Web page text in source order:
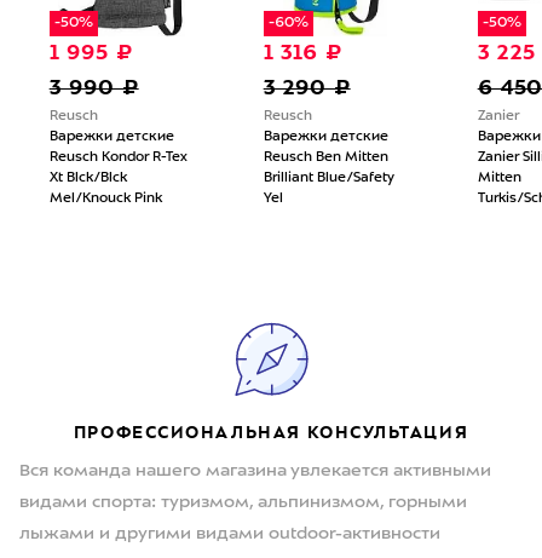
-50%
1 995 ₽
3 990 ₽
Reusch
Варежки детские
Reusch Kondor R-Tex
Xt Blck/Blck
Mel/Knouck Pink
-60%
1 316 ₽
3 290 ₽
Reusch
Варежки детские
Reusch Ben Mitten
Brilliant Blue/Safety
Yel
-50%
3
6
Zanier
Zanier
Mitten
Turkis/
ПРОФЕССИОНАЛЬНАЯ КОНСУЛЬТАЦИЯ
Вся команда нашего магазина увлекается активными
видами спорта: туризмом, альпинизмом, горными
лыжами и другими видами outdoor-активности